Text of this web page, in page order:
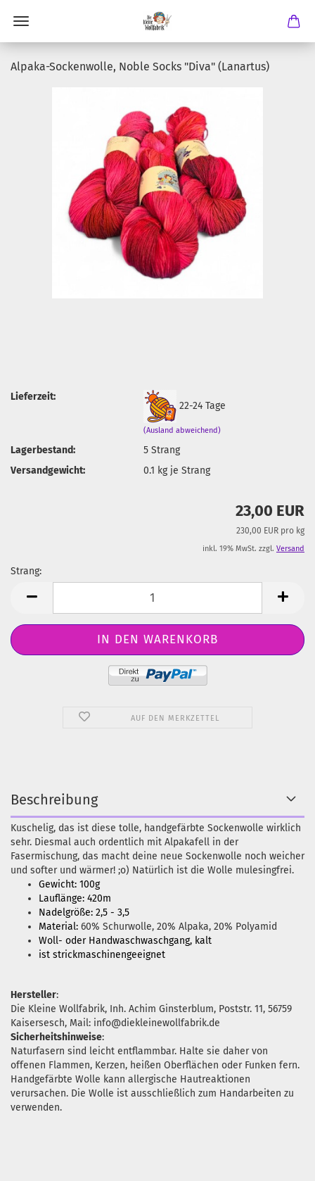
Alpaka-Sockenwolle, Noble Socks "Diva" (Lanartus)
Lieferzeit:
22-24 Tage
(Ausland abweichend)
Lagerbestand: 5Strang
Versandgewicht:
0.1 kg je Strang
23,00 EUR
230,00 EUR pro kg
inkl. 19% MwSt. zzgl. Versand
Strang:
AUF DEN MERKZETTEL
Beschreibung
Kuschelig, das ist diese tolle, handgefärbte Sockenwolle wirklich
sehr. Diesmal auch ordentlich mit Alpakafell in der
Fasermischung, das macht deine neue Sockenwolle noch weicher
und softer und wärmer! ;o) Natürlich ist die Wolle mulesingfrei.
Gewicht: 100g
Lauflänge: 420m
Nadelgröße: 2,5 - 3,5
Material: 60% Schurwolle, 20% Alpaka, 20% Polyamid
Woll- oder Handwaschwaschgang, kalt
ist strickmaschinengeeignet
Hersteller:
Die Kleine Wollfabrik, Inh. Achim Ginsterblum, Poststr. 11, 56759
Kaisersesch, Mail: info@diekleinewollfabrik.de
Sicherheitshinweise:
Naturfasern sind leicht entflammbar. Halte sie daher von
offenen Flammen, Kerzen, heißen Oberflächen oder Funken fern.
Handgefärbte Wolle kann allergische Hautreaktionen
verursachen. Die Wolle ist ausschließlich zum Handarbeiten zu
verwenden.